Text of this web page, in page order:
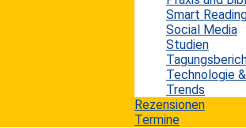
Smart
Social Media
Studien
Technologie
Trends
Rezensionen
Termine
unabhängigen US-
Forschungsorganisation Pew
Insgesamt wurden für diese
Teenager im Alter von 12 bis 17
im September 2012 in den USA
telefonisch befragt.